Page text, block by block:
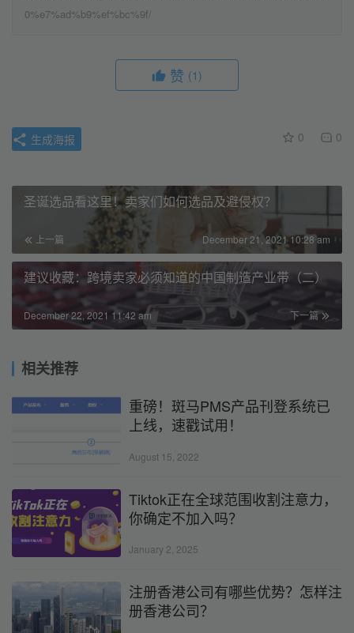
0%e7%ad%b9%ef%bc%9f/
赞 (1)
0 0
生成海报
圣诞选品看这里！卖家们如何选品及避侵权？
上一篇 December 21, 2021 10:28 am
建议收藏：跨境卖家必须知道的中国制造产业带（二）
下一篇
December 22, 2021 11:42 am
相关推荐
重磅！斑马PMS产品刊登系统已
上线，速戳试用！
August 15, 2022
Tiktok正在全球范围收割注意力，
你确定不加入吗？
January 2, 2025
注册香港公司有哪些优势？怎样注
册香港公司？